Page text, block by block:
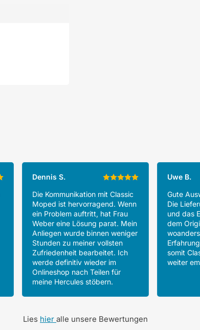
Dennis S.
Die Kommunikation mit Classic
Moped ist hervorragend. Wenn
ein Problem auftritt, hat Frau
Weber eine Lösung parat. Mein
Anliegen wurde binnen weniger
Stunden zu meiner vollsten
Zufriedenheit bearbeitet. Ich
werde definitiv wieder im
Onlineshop nach Teilen für
meine Hercules stöbern.
Uwe B.
Gute
Die
und das
dem
somit
weiter
Lies hier alle unsere Bewertungen